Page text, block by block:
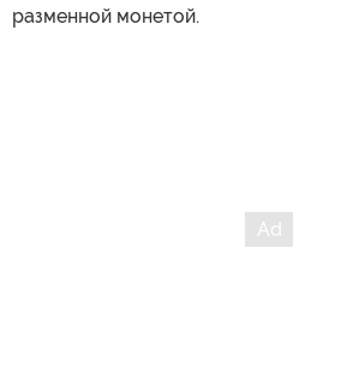
разменной монетой.